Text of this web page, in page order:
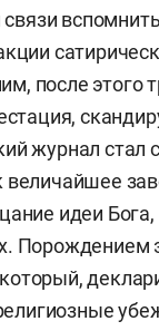
после этого
журнал стал
величайшее
идеи
Порождением